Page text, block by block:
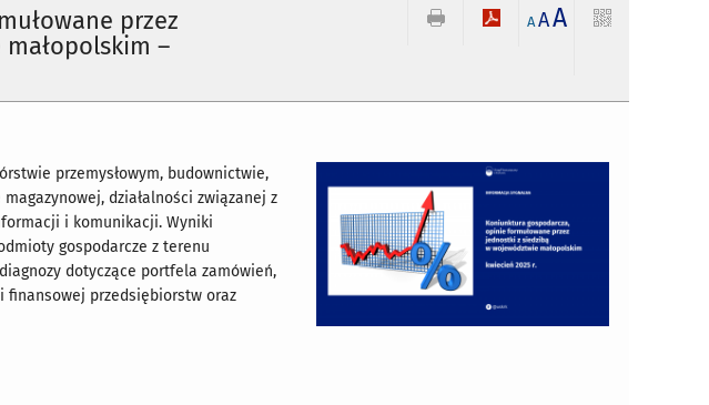
przez
–
A AA
przemysłowym, budownictwie,
działalności związanej z
i komunikacji. Wyniki
gospodarcze z terenu
dotyczące portfela zamówień,
przedsiębiorstw oraz